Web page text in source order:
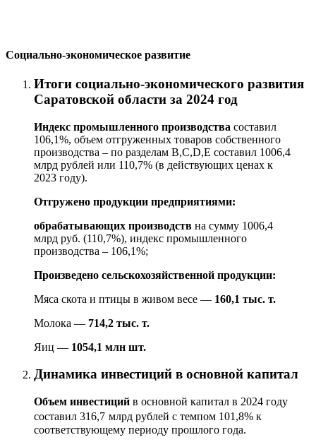
Социально-экономическое развитие
Итоги социально-экономического развития
Саратовской области за 2024 год
Индекс промышленного производства составил
106,1%, объем отгруженных товаров собственного
производства – по разделам В,С,D,Е составил 1006,4
млрд рублей или 110,7% (в действующих ценах к
2023 году).
Отгружено продукции предприятиями:
обрабатывающих производств на сумму 1006,4
млрд руб. (110,7%), индекс промышленного
производства – 106,1%;
Произведено сельскохозяйственной продукции:
Мяса скота и птицы в живом весе — 160,1 тыс. т.
Молока — 714,2 тыс. т.
Яиц — 1054,1 млн шт.
Динамика инвестиций в основной капитал
Объем инвестиций в основной капитал в 2024 году
составил 316,7 млрд рублей с темпом 101,8% к
соответствующему периоду прошлого года.